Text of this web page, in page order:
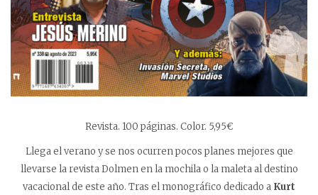
Revista. 100 páginas. Color. 5,95€
Llega el verano y se nos ocurren pocos planes mejores que
llevarse la revista Dolmen en la mochila o la maleta al destino
vacacional de este año. Tras el monográfico dedicado a Kurt